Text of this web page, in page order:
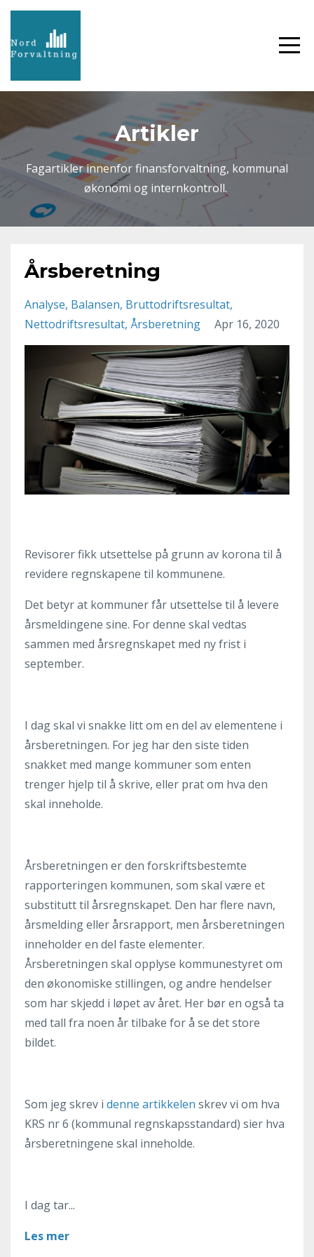
Artikler
Fagartikler innenfor finansforvaltning, kommunal
økonomi og internkontroll.
Årsberetning
Analyse Balansen Bruttodriftsresultat
Nettodriftsresultat Årsberetning Apr 16, 2020
Revisorer fikk utsettelse på grunn av korona til å
revidere regnskapene til kommunene.
Det betyr at kommuner får utsettelse til å levere
årsmeldingene sine. For denne skal vedtas
sammen med årsregnskapet med ny frist i
september.
I dag skal vi snakke litt om en del av elementene i
årsberetningen. For jeg har den siste tiden
snakket med mange kommuner som enten
trenger hjelp til å skrive, eller prat om hva den
skal inneholde.
Årsberetningen er den forskriftsbestemte
rapporteringen kommunen, som skal være et
substitutt til årsregnskapet. Den har flere navn,
årsmelding eller årsrapport, men årsberetningen
inneholder en del faste elementer.
Årsberetningen skal opplyse kommunestyret om
den økonomiske stillingen, og andre hendelser
som har skjedd i løpet av året. Her bør en også ta
med tall fra noen år tilbake for å se det store
bildet.
Som jeg skrev i denne artikkelen skrev vi om hva
KRS nr 6 (kommunal regnskapsstandard) sier hva
årsberetningene skal inneholde.
I dag tar...
Les mer